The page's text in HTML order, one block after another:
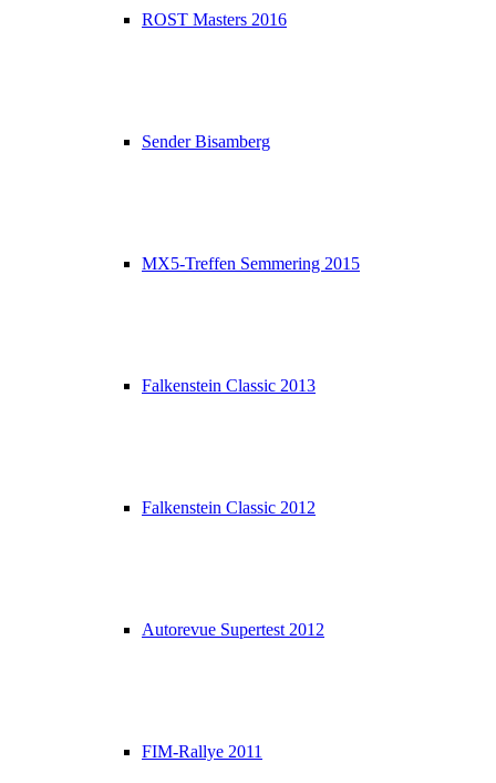
ROST Masters 2016
Sender Bisamberg
MX5-Treffen Semmering 2015
Falkenstein Classic 2013
Falkenstein Classic 2012
Autorevue Supertest 2012
FIM-Rallye 2011